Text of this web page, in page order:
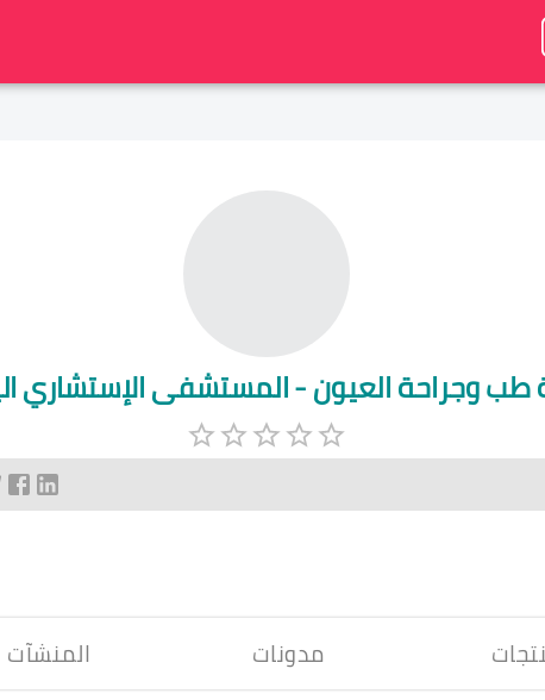
طب وجراحة العيون - المستشفى الإستشاري
مدونات المنشآت